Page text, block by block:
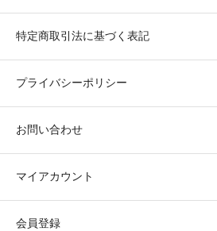
特定商取引法に基づく表記
プライバシーポリシー
お問い合わせ
マイアカウント
会員登録